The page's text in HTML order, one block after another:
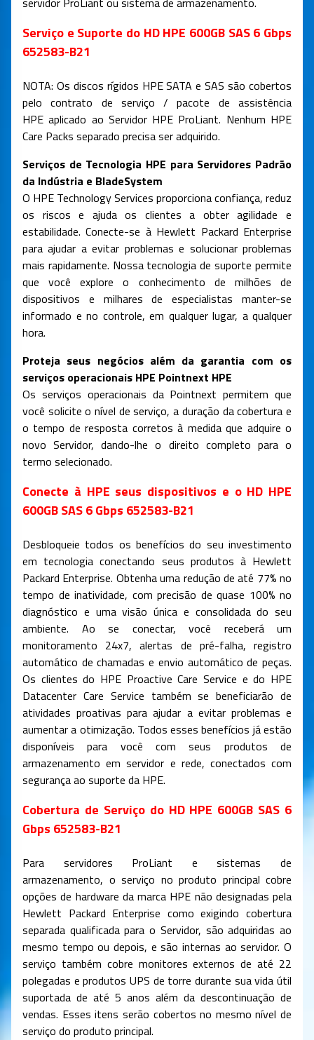
Serviço e Suporte do HD HPE 600GB SAS 6 Gbps
652583-B21
NOTA: Os discos rígidos HPE SATA e SAS são cobertos
pelo contrato de serviço / pacote de assistência
HPE aplicado ao Servidor HPE ProLiant. Nenhum HPE
Care Packs separado precisa ser adquirido.
Serviços de Tecnologia HPE para Servidores Padrão
da Indústria e BladeSystem
O HPE Technology Services proporciona confiança, reduz
os riscos e ajuda os clientes a obter agilidade e
estabilidade. Conecte-se à Hewlett Packard Enterprise
para ajudar a evitar problemas e solucionar problemas
mais rapidamente. Nossa tecnologia de suporte permite
que você explore o conhecimento de milhões de
dispositivos e milhares de especialistas manter-se
informado e no controle, em qualquer lugar, a qualquer
hora.
Proteja seus negócios além da garantia com os
serviços operacionais HPE Pointnext HPE
Os serviços operacionais da Pointnext permitem que
você solicite o nível de serviço, a duração da cobertura e
o tempo de resposta corretos à medida que adquire o
novo Servidor, dando-lhe o direito completo para o
termo selecionado.
Conecte à HPE seus dispositivos e o HD HPE
600GB SAS 6 Gbps 652583-B21
Desbloqueie todos os benefícios do seu investimento
em tecnologia conectando seus produtos à Hewlett
Packard Enterprise. Obtenha uma redução de até 77% no
tempo de inatividade, com precisão de quase 100% no
diagnóstico e uma visão única e consolidada do seu
ambiente. Ao se conectar, você receberá um
monitoramento 24x7, alertas de pré-falha, registro
automático de chamadas e envio automático de peças.
Os clientes do HPE Proactive Care Service e do HPE
Datacenter Care Service também se beneficiarão de
atividades proativas para ajudar a evitar problemas e
aumentar a otimização. Todos esses benefícios já estão
disponíveis para você com seus produtos de
armazenamento em servidor e rede, conectados com
segurança ao suporte da HPE.
Cobertura de Serviço do HD HPE 600GB SAS 6
Gbps 652583-B21
Para servidores ProLiant e sistemas de
armazenamento, o serviço no produto principal cobre
opções de hardware da marca HPE não designadas pela
Hewlett Packard Enterprise como exigindo cobertura
separada qualificada para o Servidor, são adquiridas ao
mesmo tempo ou depois, e são internas ao servidor. O
serviço também cobre monitores externos de até 22
polegadas e produtos UPS de torre durante sua vida útil
suportada de até 5 anos além da descontinuação de
vendas. Esses itens serão cobertos no mesmo nível de
serviço do produto principal.